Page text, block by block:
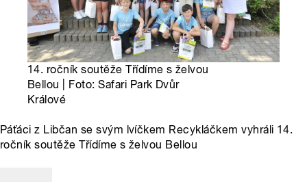
14. ročník soutěže Třídíme s želvou
Bellou | Foto: Safari Park Dvůr
Králové
Páťáci z Libčan se svým lvíčkem Recykláčkem vyhráli 14.
ročník soutěže Třídíme s želvou Bellou